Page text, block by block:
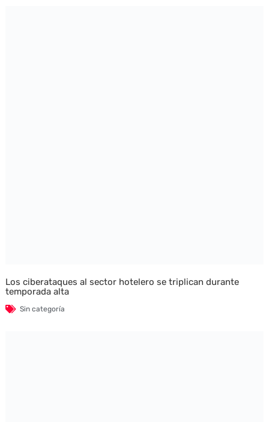
Los ciberataques al sector hotelero se triplican durante
temporada alta
Sin categoría